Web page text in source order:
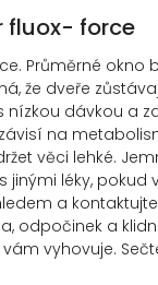
fluox- force
Průměrné
že dveře
dávkou a
na
věci lehké.
léky,
a
odpočinek a
vyhovuje.